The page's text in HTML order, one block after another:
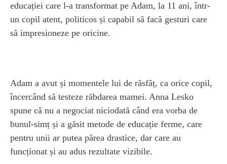
educației care l-a transformat pe Adam, la 11 ani, într-
un copil atent, politicos și capabil să facă gesturi care
să impresioneze pe oricine.
Adam a avut și momentele lui de răsfăț, ca orice copil,
încercând să testeze răbdarea mamei. Anna Lesko
spune că nu a negociat niciodată când era vorba de
bunul-simț și a găsit metode de educație ferme, care
pentru unii ar putea părea drastice, dar care au
funcționat și au adus rezultate vizibile.